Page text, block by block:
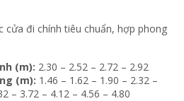
cửa đi chính tiêu chuẩn, hợp phong
(m): 2.30 – 2.52 – 2.72 – 2.92
(m): 1.46 – 1.62 – 1.90 – 2.32 –
– 3.72 – 4.12 – 4.56 – 4.80